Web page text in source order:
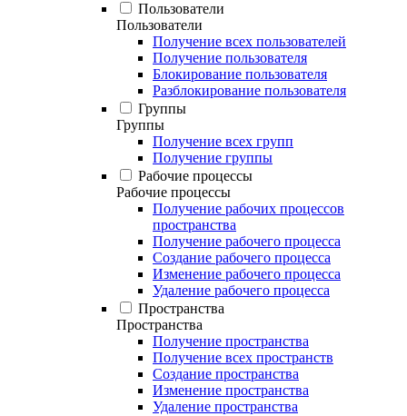
Пользователи
Пользователи
Получение всех пользователей
Получение пользователя
Блокирование пользователя
Разблокирование пользователя
Группы
Группы
Получение всех групп
Получение группы
Рабочие процессы
Рабочие процессы
Получение рабочих процессов
пространства
Получение рабочего процесса
Создание рабочего процесса
Изменение рабочего процесса
Удаление рабочего процесса
Пространства
Пространства
Получение пространства
Получение всех пространств
Создание пространства
Изменение пространства
Удаление пространства